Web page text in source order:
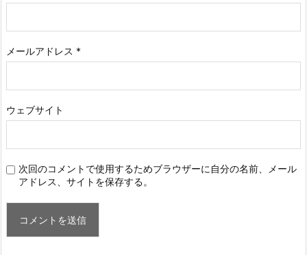
メールアドレス *
ウェブサイト
次回のコメントで使用するためブラウザーに自分の名前、メール
アドレス、サイトを保存する。